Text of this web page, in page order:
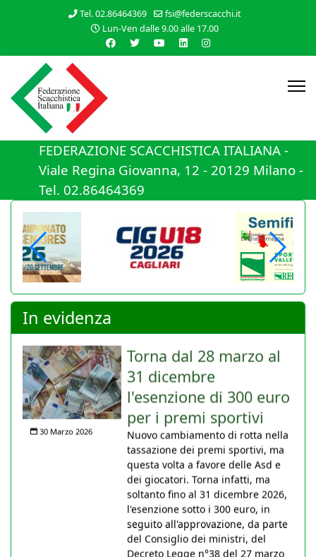
Tel. 02.86464369
fsi@federscacchi.it
Lun-Ven dalle 9.00 alle 17.00
FEDERAZIONE SCACCHISTICA ITALIANA -
Viale Regina Giovanna, 12 - 20129 Milano -
Tel. 02.86464369
In evidenza
30 Marzo 2026
Torna dal 28 marzo al
31 dicembre
l'esenzione di 300 euro
per i premi sportivi
Nuovo cambiamento di rotta nella
tassazione dei premi sportivi, ma
questa volta a favore delle Asd e
dei giocatori. Torna infatti, ma
soltanto fino al 31 dicembre 2026,
l'esenzione sotto i 300 euro, in
seguito all'approvazione, da parte
del Consiglio dei ministri, del
Decreto Legge n°38 del 27 marzo